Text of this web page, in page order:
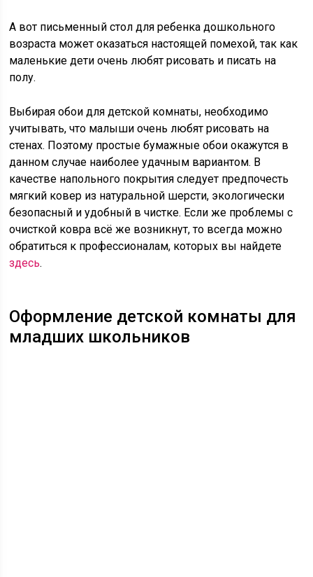
А вот письменный стол для ребенка дошкольного
возраста может оказаться настоящей помехой, так как
маленькие дети очень любят рисовать и писать на
полу.
Выбирая обои для детской комнаты, необходимо
учитывать, что малыши очень любят рисовать на
стенах. Поэтому простые бумажные обои окажутся в
данном случае наиболее удачным вариантом. В
качестве напольного покрытия следует предпочесть
мягкий ковер из натуральной шерсти, экологически
безопасный и удобный в чистке. Если же проблемы с
очисткой ковра всё же возникнут, то всегда можно
обратиться к профессионалам, которых вы найдете
здесь.
Оформление детской комнаты для
младших школьников